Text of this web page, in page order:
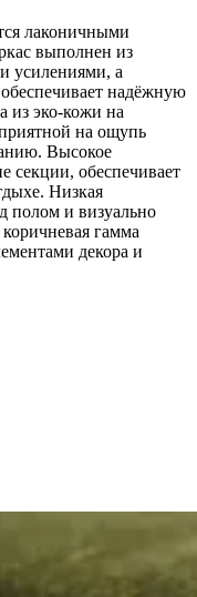
лаконичными
выполнен из
усилениями, а
надёжную
из эко-кожи на
на ощупь
Высокое
секции, обеспечивает
Низкая
полом и визуально
гамма
декора и